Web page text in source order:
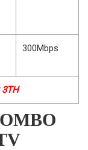
300Mbps
3TH